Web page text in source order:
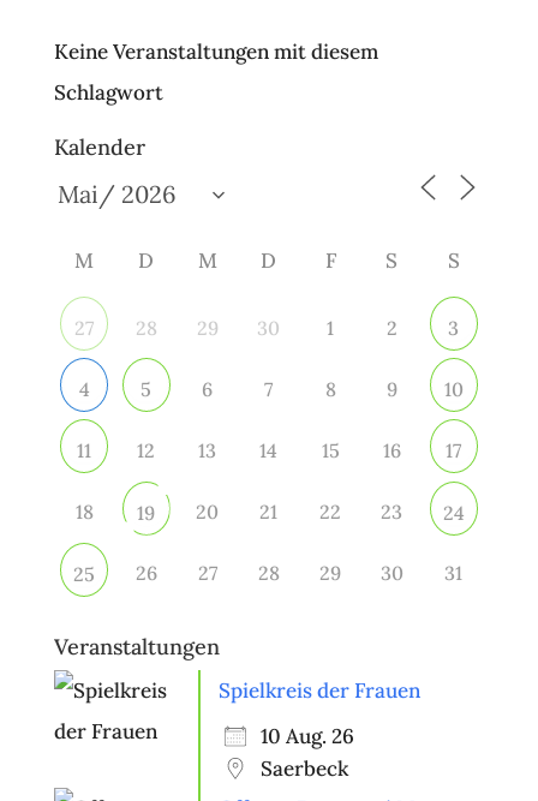
Keine Veranstaltungen mit diesem
Schlagwort
Kalender
M D M D F S S
27 28 29 30 1 2 3
4 5 6 7 8 9 10
11 12 13 14 15 16 17
18 19 20 21 22 23 24
25 26 27 28 29 30 31
Veranstaltungen
Spielkreis der Frauen
10 Aug. 26
Saerbeck